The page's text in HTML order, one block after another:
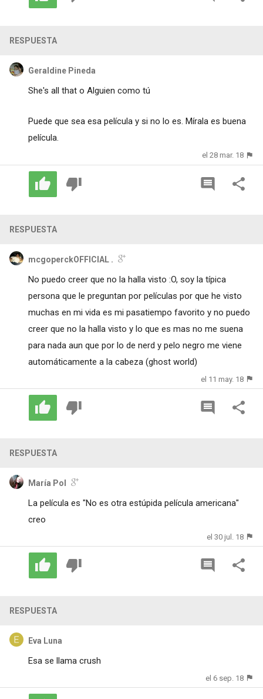
RESPUESTA
Geraldine Pineda
She's all that o Alguien como tú
Puede que sea esa película y si no lo es. Mírala es buena
película.
el 28 mar. 18
RESPUESTA
mcgoperckOFFICIAL .
No puedo creer que no la halla visto :O, soy la típica
persona que le preguntan por películas por que he visto
muchas en mi vida es mi pasatiempo favorito y no puedo
creer que no la halla visto y lo que es mas no me suena
para nada aun que por lo de nerd y pelo negro me viene
automáticamente a la cabeza (ghost world)
el 11 may. 18
RESPUESTA
María Pol
La película es "No es otra estúpida película americana"
creo
el 30 jul. 18
RESPUESTA
Eva Luna
Esa se llama crush
el 6 sep. 18